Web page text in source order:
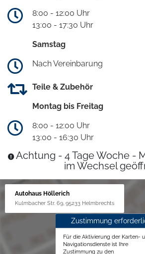
8:00 - 12:00 Uhr
13:00 - 17:30 Uhr
Samstag
Nach Vereinbarung
Teile & Zubehör
Montag bis Freitag
8:00 - 12:00 Uhr
13:00 - 16:30 Uhr
Achtung - 4 Tage Woche -
im Wechsel
Autohaus Höllerich
Kulmbacher Str. 69, 95233 Helmbrechts
Zustimmung
Für die Aktivierung der Karten-
Navigationsdienste ist Ihre
Zustimmung zu den